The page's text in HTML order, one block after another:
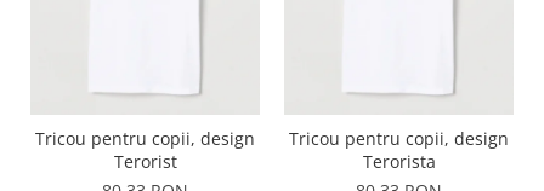
Tricou pentru copii, design
Terorist
Tricou pentru copii, design
Terorista